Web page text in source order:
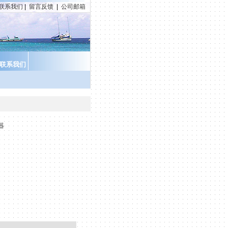
系我们| 留言反馈 公司邮箱
联系我们